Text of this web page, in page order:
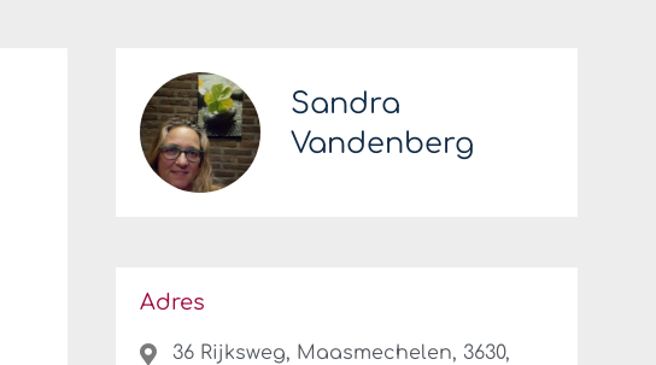
Sandra
Vandenberg
Adres
36 Rijksweg, Maasmechelen, 3630,